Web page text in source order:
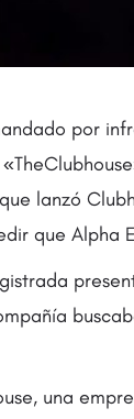
por
lanzó
que
una